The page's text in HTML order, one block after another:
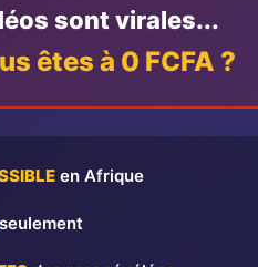
sont virales...
êtes à 0 FCFA ?
en Afrique
seulement